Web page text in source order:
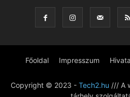
Főoldal Impresszum
Copyright © 2023 - Tech2.hu /// A